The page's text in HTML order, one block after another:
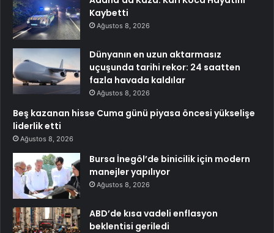
Kaybetti
Ağustos 8, 2026
Dünyanın en uzun aktarmasız
uçuşunda tarihi rekor: 24 saatten
fazla havada kaldılar
Ağustos 8, 2026
Beş kazanan hisse Cuma günü piyasa öncesi yükselişe
liderlik etti
Ağustos 8, 2026
Bursa İnegöl’de binicilik için modern
manejler yapılıyor
Ağustos 8, 2026
ABD’de kısa vadeli enflasyon
beklentisi geriledi